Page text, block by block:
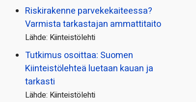
Riskirakenne parvekekaiteessa?
Varmista tarkastajan ammattitaito
Lähde: Kiinteistölehti
Tutkimus osoittaa: Suomen
Kiinteistölehteä luetaan kauan ja
tarkasti
Lähde: Kiinteistölehti